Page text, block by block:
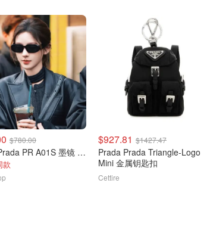
$780.00
Prada Prada PR A01S 墨镜 深灰色
款
$927.81 $1427.47
Prada Prada Triangle-Logo
Mini 金属钥匙扣
Cettire